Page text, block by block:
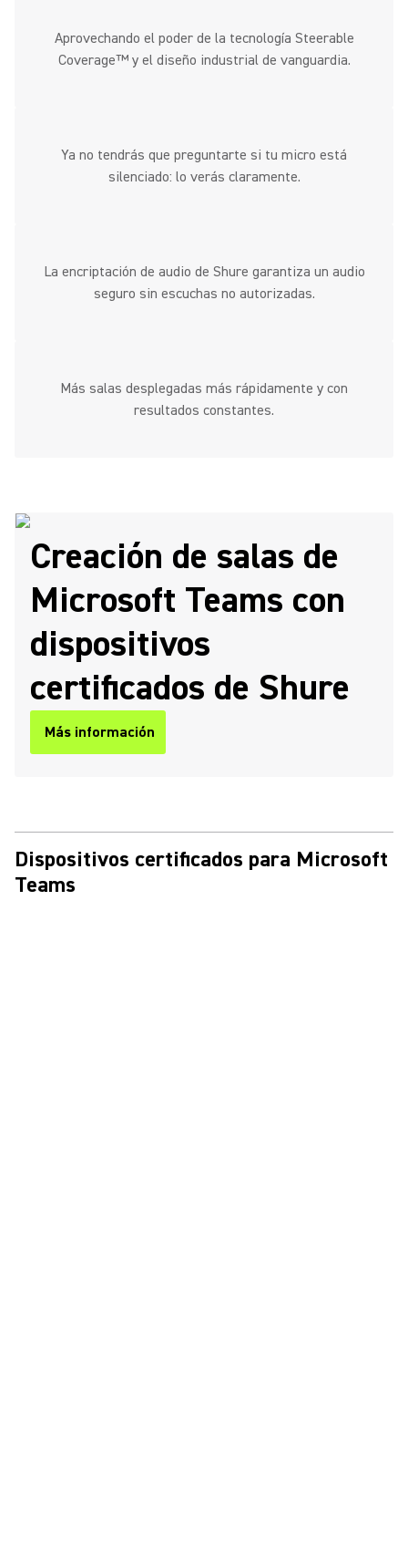
Aprovechando el poder de la tecnología Steerable
Coverage™ y el diseño industrial de vanguardia.
Ya no tendrás que preguntarte si tu micro está
silenciado: lo verás claramente.
La encriptación de audio de Shure garantiza un audio
seguro sin escuchas no autorizadas.
Más salas desplegadas más rápidamente y con
resultados constantes.
Creación de salas de
Microsoft Teams con
dispositivos
certificados de Shure
Más información
Dispositivos certificados para Microsoft
Teams